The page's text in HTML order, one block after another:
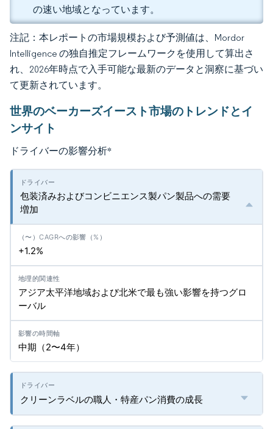
の速い地域となっています。
注記：本レポートの市場規模および予測値は、Mordor
Intelligence の独自推定フレームワークを使用して算出さ
れ、2026年時点で入手可能な最新のデータと洞察に基づい
て更新されています。
世界のベーカーズイースト市場のトレンドとイ
ンサイト
ドライバーの影響分析*
包装済みおよびコンビニエンス製パン製品への需要
増加
+1.2%
アジア太平洋地域および北米で最も強い影響を持つグロ
ーバル
中期（2〜4年）
クリーンラベルの職人・特産パン消費の成長